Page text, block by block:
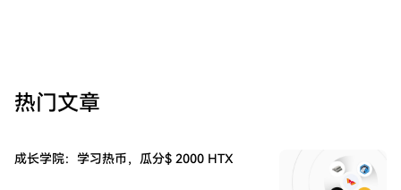
热门文章
成长学院：学习热币，瓜分$ 2000 HTX